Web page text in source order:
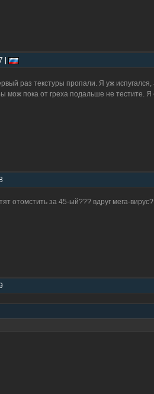
|
раз текстуры пропали. Я уж
пока от греха подальше не тестите.
отомстить за 45-ый??? вдруг мега-